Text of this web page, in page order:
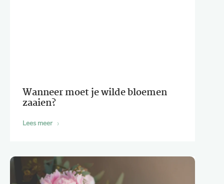
Wanneer moet je wilde bloemen
zaaien?
Lees meer